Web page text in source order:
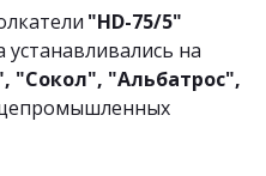
"HD-75/5"
устанавливались на
"Сокол", "Альбатрос",